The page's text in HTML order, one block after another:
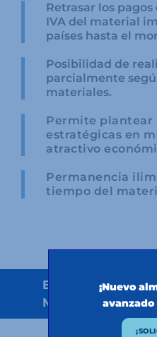
Retrasar los
IVA del material
países hasta el
Posibilidad de
parcialmente
materiales.
Permite plantear
estratégicas en
atractivo
Permanencia
tiempo del
Espacio LAME
Mercancías de
¡Nuevo
avanzado